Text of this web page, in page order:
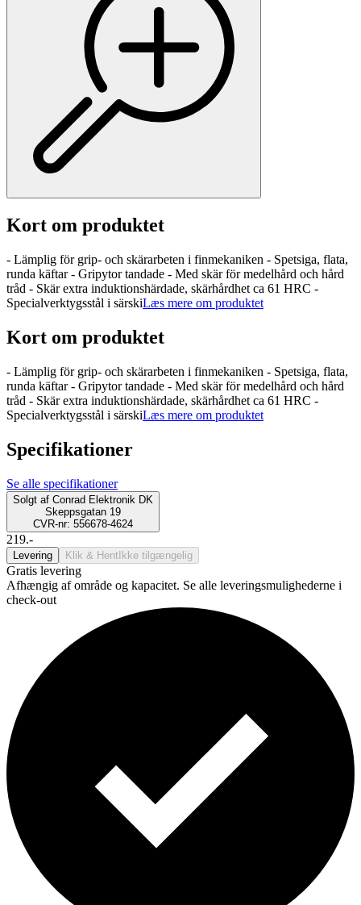
Kort om produktet
- Lämplig för grip- och skärarbeten i finmekaniken - Spetsiga, flata,
runda käftar - Gripytor tandade - Med skär för medelhård och hård
tråd - Skär extra induktionshärdade, skärhårdhet ca 61 HRC -
Specialverktygsstål i särskiLæs mere om produktet
Kort om produktet
- Lämplig för grip- och skärarbeten i finmekaniken - Spetsiga, flata,
runda käftar - Gripytor tandade - Med skär för medelhård och hård
tråd - Skär extra induktionshärdade, skärhårdhet ca 61 HRC -
Specialverktygsstål i särskiLæs mere om produktet
Specifikationer
Se alle specifikationer
Solgt af Conrad Elektronik DK
Skeppsgatan 19
CVR-nr: 556678-4624
219.-
Levering Klik & Hent Ikke tilgængelig
Gratis levering
Afhængig af område og kapacitet. Se alle leveringsmulighederne i
check-out